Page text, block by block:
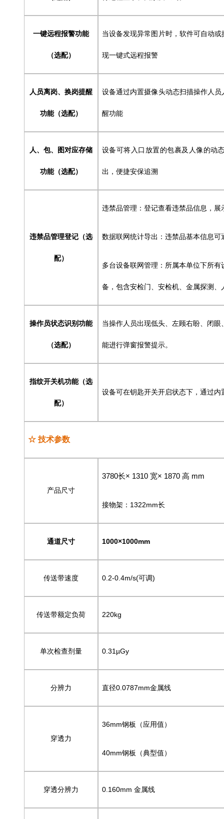
一键远程报警功能
（选配）
当设备发现异常图片时，软件可自动
现一键式远程报警
人员离岗、换岗提醒
功能（选配）
设备通过内置摄像头动态扫描操作人
醒功能
人、包、图对应存储
功能（选配）
设备可将入口放置的包裹及人像的动
出，便捷安保追溯
违禁品管理登记（选
配）
违禁品管理：登记查看违禁品信息，
数据联网统计导出：违禁品基本信息
多台设备联网管理：所属本单位下所
备，包含安检门、安检机、金属探测
操作员状态识别功能
（选配）
当操作人员出现低头、左顾右盼、闭
能进行弹窗报警提示。
指纹开关机功能（选
配）
设备可在钥匙开关开启状态下，通过
☆ 技术参数
产品尺寸
3780长× 1310 宽× 1870 高 mm
接物架：1322mm长
通道尺寸 1000×1000mm
传送带速度 0.2-0.4m/s(可调)
传送带额定负荷 220kg
单次检查剂量 0.31µGy
分辨力 直径0.0787mm金属线
穿透力
36mm钢板（应
40mm钢板（典型值）
穿透分辨力 0.160mm 金属线